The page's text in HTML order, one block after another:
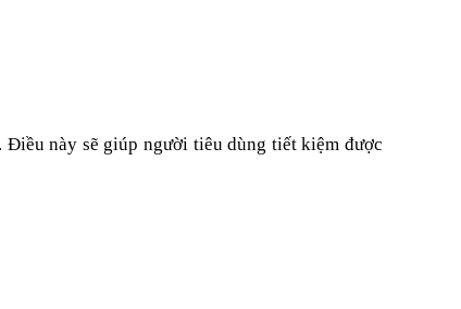
này sẽ giúp người tiêu dùng tiết kiệm được